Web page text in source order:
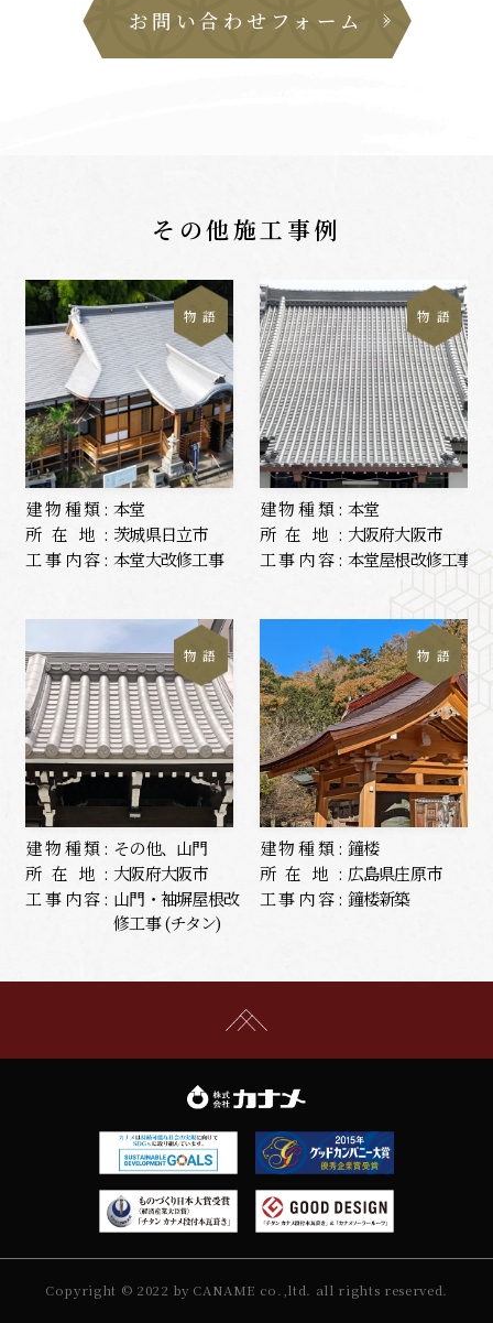
お問い合わせフォーム
その他施工事例
物 語
建物種類: 本堂
所在地: 茨城県日立市
工事内容: 本堂大改修工事
物 語
建物種類: 本堂
所在地: 大阪府大阪市
工事内容: 本堂屋根改修工事
物 語
建物種類: その他、山門
所在地: 大阪府大阪市
工事内容: 山門・袖塀屋根改
修工事 (チタン)
物 語
建物種類: 鐘楼
所在地: 広島県庄原市
工事内容: 鐘楼新築
Copyright © 2022 by CANAME co.,ltd. all rights reserved.